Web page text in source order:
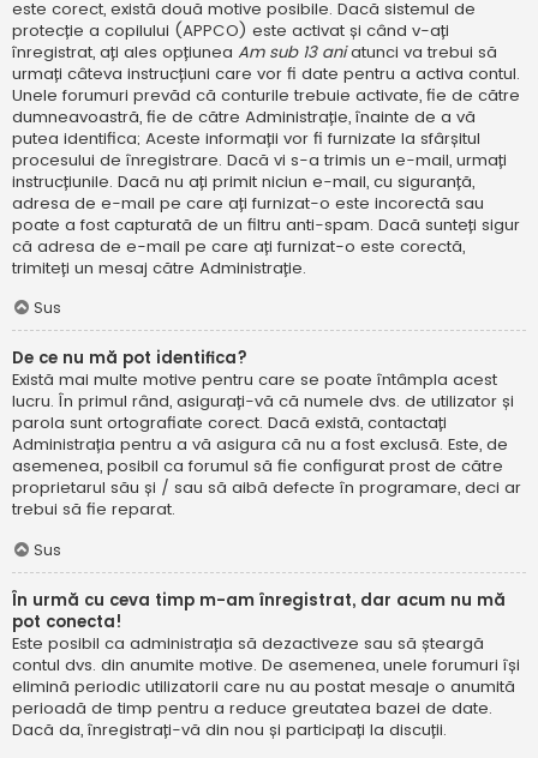
este corect, există două motive posibile. Dacă sistemul de
protecție a copilului (APPCO) este activat și când v-ați
înregistrat, ați ales opțiunea Am sub 13 aniatunci va trebui să
urmați câteva instrucțiuni care vor fi date pentru a activa contul.
Unele forumuri prevăd că conturile trebuie activate, fie de către
dumneavoastră, fie de către Administrație, înainte de a vă
putea identifica; Aceste informații vor fi furnizate la sfârșitul
procesului de înregistrare. Dacă vi s-a trimis un e-mail, urmați
instrucțiunile. Dacă nu ați primit niciun e-mail, cu siguranță,
adresa de e-mail pe care ați furnizat-o este incorectă sau
poate a fost capturată de un filtru anti-spam. Dacă sunteți sigur
că adresa de e-mail pe care ați furnizat-o este corectă,
trimiteți un mesaj către Administrație.
Sus
De ce nu mă pot identifica?
Există mai multe motive pentru care se poate întâmpla acest
lucru. În primul rând, asigurați-vă că numele dvs. de utilizator și
parola sunt ortografiate corect. Dacă există, contactați
Administrația pentru a vă asigura că nu a fost exclusă. Este, de
asemenea, posibil ca forumul să fie configurat prost de către
proprietarul său și / sau să aibă defecte în programare, deci ar
trebui să fie reparat.
Sus
În urmă cu ceva timp m-am înregistrat, dar acum nu mă
pot conecta!
Este posibil ca administrația să dezactiveze sau să șteargă
contul dvs. din anumite motive. De asemenea, unele forumuri își
elimină periodic utilizatorii care nu au postat mesaje o anumită
perioadă de timp pentru a reduce greutatea bazei de date.
Dacă da, înregistrați-vă din nou și participați la discuții.